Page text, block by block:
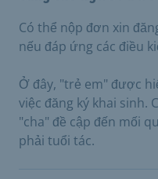
Có thể nộp đơn xin
nếu đáp ứng các điều
Ở đây, "trẻ em" được
việc đăng ký khai sinh.
"cha" đề cập đến mối
phải tuổi tác.